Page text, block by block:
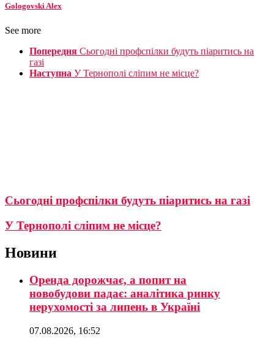
Gologovski Alex
See more
Попередня Сьогодні профспілки будуть піаритись на
газі
Наступна У Тернополі сліпим не місце?
Сьогодні профспілки будуть піаритись на газі
У Тернополі сліпим не місце?
Новини
Оренда дорожчає, а попит на
новобудови падає: аналітика ринку
нерухомості за липень в Україні
07.08.2026, 16:52